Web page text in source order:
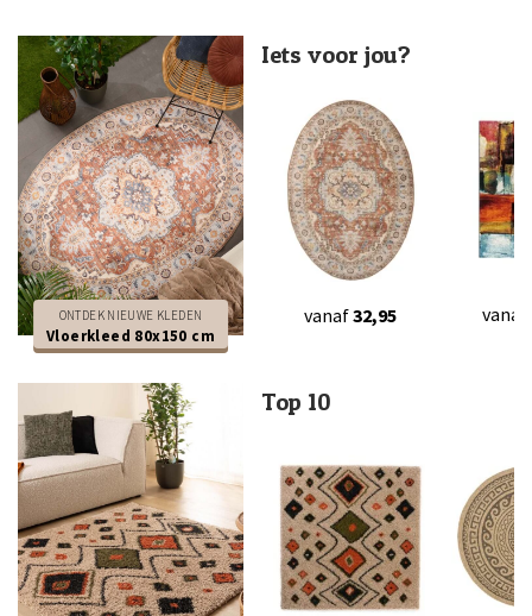
ONTDEK NIEUWE KLEDEN
Vloerkleed 80x150 cm
Iets voor jou?
vanaf32,95 vanaf
Top 10